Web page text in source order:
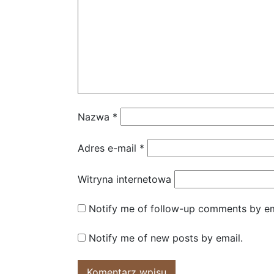
Nazwa *
Adres e-mail *
Witryna internetowa
Notify me of follow-up comments by
Notify me of new posts by email.